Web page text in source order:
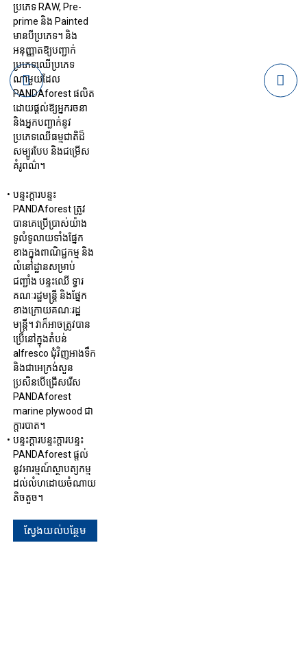
ប្រភេទ RAW, Pre-
prime និង Painted
មានបីប្រភេទ។ និង
អនុញ្ញាតឱ្យបញ្ជាក់
ប្រភេទឈើប្រភេទ
ណាមួយដែល
PANDAforest ផលិត
ដោយផ្តល់ឱ្យអ្នករចនា
និងអ្នកបញ្ជាក់នូវ
ប្រភេទឈើធម្មជាតិដ៏
សម្បូរបែប និងជម្រើស
គំរូពណ៌។
បន្ទះក្តារបន្ទះ
PANDAforest ត្រូវ
បានគេប្រើប្រាស់យ៉ាង
ទូលំទូលាយទាំងផ្នែក
ខាងក្នុងពាណិជ្ជកម្ម និង
លំនៅដ្ឋានសម្រាប់
ជញ្ជាំង បន្ទះឈើ ទ្វារ
គណៈរដ្ឋមន្ត្រី និងផ្នែក
ខាងក្រោយគណៈរដ្ឋ
មន្ត្រី។ វាក៏អាចត្រូវបាន
ប្រើនៅក្នុងតំបន់
alfresco ជុំវិញអាងទឹក
និងជាអេក្រង់សួន
ប្រសិនបើជ្រើសរើស
PANDAforest
marine plywood ជា
ក្តារបាត។
បន្ទះក្តារបន្ទះក្តារបន្ទះ
PANDAforest ផ្តល់
នូវអារម្មណ៍ស្ថាបត្យកម្ម
ដល់លំហដោយចំណាយ
តិចតួច។
ស្វែងយល់បន្ថែម